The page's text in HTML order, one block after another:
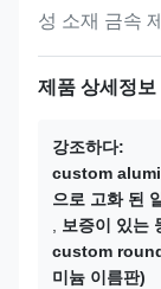
성 소재 금속
제품 상세정보
강조하다:
custom
으로 고화 된
보증이 있는
custom
미늄 이름판)